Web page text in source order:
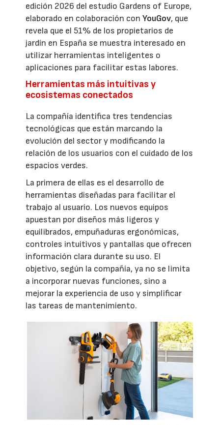
edición 2026 del estudio Gardens of Europe,
elaborado en colaboración conYouGov, que
revela que el 51% de los propietarios de
jardín en España se muestra interesado en
utilizar herramientas inteligentes o
aplicaciones para facilitar estas labores.
Herramientas más intuitivas y
ecosistemas conectados
La compañía identifica tres tendencias
tecnológicas que están marcando la
evolución del sector y modificando la
relación de los usuarios con el cuidado de los
espacios verdes.
La primera de ellas es el desarrollo de
herramientas diseñadas para facilitar el
trabajo al usuario. Los nuevos equipos
apuestan por diseños más ligeros y
equilibrados, empuñaduras ergonómicas,
controles intuitivos y pantallas que ofrecen
información clara durante su uso. El
objetivo, según la compañía, ya no se limita
a incorporar nuevas funciones, sino a
mejorar la experiencia de uso y simplificar
las tareas de mantenimiento.